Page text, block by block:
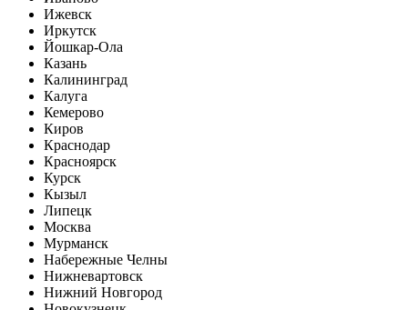
Ижевск
Иркутск
Йошкар-Ола
Казань
Калининград
Калуга
Кемерово
Киров
Краснодар
Красноярск
Курск
Кызыл
Липецк
Москва
Мурманск
Набережные Челны
Нижневартовск
Нижний Новгород